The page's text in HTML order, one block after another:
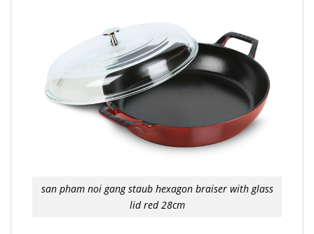
san pham noi gang staub hexagon braiser with glass
lid red 28cm